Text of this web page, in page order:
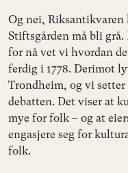
Og nei,
Stiftsgården må bli
for nå vet vi hvordan
ferdig i 1778. Derimot
Trondheim, og vi
debatten. Det viser at
mye for folk – og at
engasjere seg for
folk.